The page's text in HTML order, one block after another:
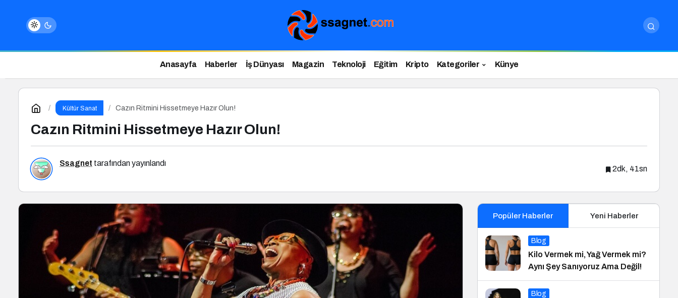
Anasayfa Haberler İş Dünyası Magazin Teknoloji Eğitim Kripto Kategoriler Künye
Kültür Sanat Cazın Ritmini Hissetmeye Hazır Olun!
Cazın Ritmini Hissetmeye Hazır Olun!
Ssagnet tarafından yayınlandı
2dk, 41sn
Popüler Haberler Yeni Haberler
Blog
Kilo Vermek mi, Yağ Vermek mi?
Aynı Şey Sanıyoruz Ama Değil!
Blog